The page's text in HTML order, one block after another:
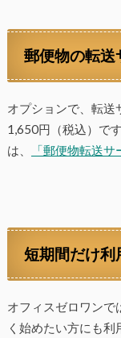
郵便物の転送
オプションで、転送
1,650円（税込）で
は、
「郵便物転送サ
短期間だけ利
オフィスゼロワンで
く始めたい方にも利